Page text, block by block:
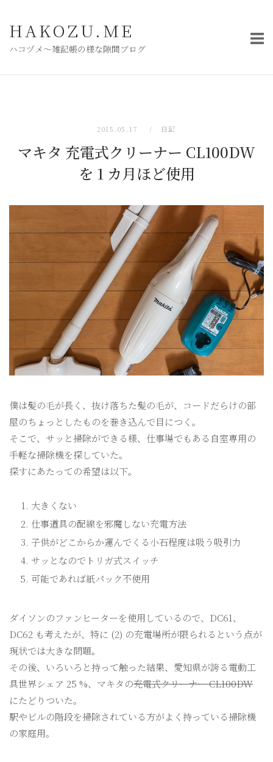
HAKOZU.ME
ハコヅメ〜雑記帳の様な隙間ブログ
2015.05.17 日記
マキタ 充電式クリーナー CL100DW
を 1 カ月ほど使用
僕は髪の毛が長く、抜け落ちた髪の毛が、コードだらけの部
屋のちょっとしたものを巻き込んで目につく。
そこで、サッと掃除ができる様、仕事場でもある自室専用の
手軽な掃除機を探していた。
探すにあたっての希望は以下。
大きくない
仕事道具の配線を邪魔しない充電方法
子供がどこからか運んでくる小石程度は吸う吸引力
サッとなのでトリガ式スイッチ
可能であれば紙パック不使用
ダイソンのファンヒーターを使用しているので、DC61、
DC62 も考えたが、特に (2) の充電場所が限られるという点が
現状では大きな問題。
その後、いろいろと持って触った結果、愛知県が誇る電動工
具世界シェア 25 %、マキタの充電式クリーナー CL100DW
にたどりついた。
駅やビルの階段を掃除されている方がよく持っている掃除機
の家庭用。